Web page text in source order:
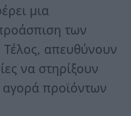
μια
των
απευθύνουν
να στηρίξουν
αγορά προϊόντων